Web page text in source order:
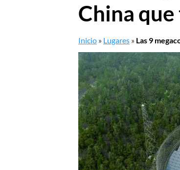
China
Inicio » Lugares » Las 9